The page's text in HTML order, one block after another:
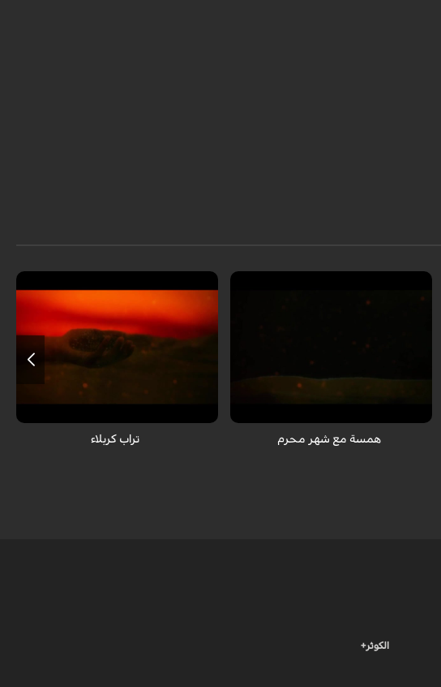
تعابیر قلبیة لیافع عن عاشوراء الإمام الحسین
همسة مع شهر محرم تراب كربلاء
الكوثر+